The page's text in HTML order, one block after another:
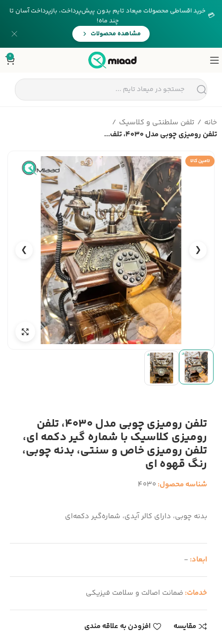
💳 خرید اقساطی محصولات میعاد تایم بدون پیش‌پرداخت، بازپرداخت آسان تا
چند ماه!
مشاهده محصولات
0
خانه
تلفن سلطنتی و کلاسیک
تلفن رومیزی چوبی مدل 4030، تلف...
تامین کالا
❮
❯
تلفن رومیزی چوبی مدل 4030، تلفن
رومیزی کلاسیک با شماره گیر دکمه‌ ای،
تلفن رومیزی خاص و سنتی، بدنه چوبی،
رنگ قهوه ای
شناسه محصول: 4030
بدنه چوبی، دارای کالر آیدی، شماره‌گیر دکمه‌ای
ابعاد: -
خدمات: ضمانت اصالت و سلامت فیزیکی
مقایسه افزودن به علاقه مندی